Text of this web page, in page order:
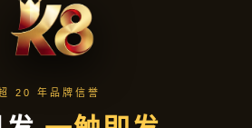
公司简讯
首页 公司简讯